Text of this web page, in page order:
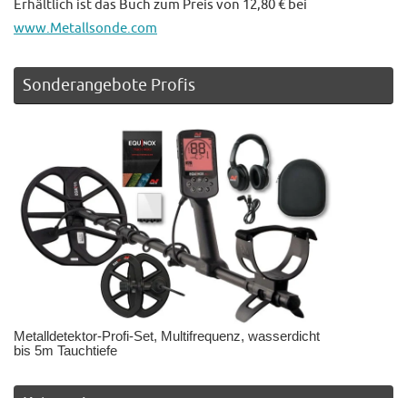
Erhältlich ist das Buch zum Preis von 12,80 € bei
www.Metallsonde.com
Sonderangebote Profis
Metalldetektor-Profi-Set, Multifrequenz, wasserdicht
bis 5m Tauchtiefe